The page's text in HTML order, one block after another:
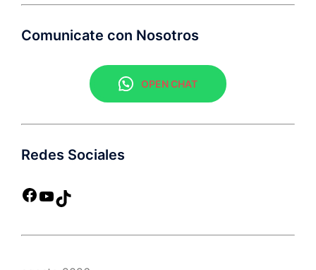
Comunicate con Nosotros
OPEN CHAT
Redes Sociales